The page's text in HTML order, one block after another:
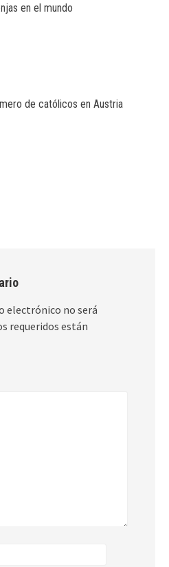
en el mundo
de católicos en Austria
electrónico no será
requeridos están